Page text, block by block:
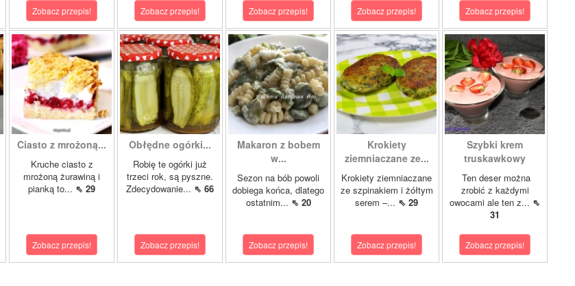
Zobacz przepis! Zobacz przepis! Zobacz przepis! Zobacz przepis! Zobacz przepis!
Ciasto z mrożoną...
Kruche ciasto z
mrożoną żurawiną i
pianką to... ⇖ 29
Zobacz przepis!
Obłędne ogórki...
Robię te ogórki już
trzeci rok, są pyszne.
Zdecydowanie... ⇖ 66
Zobacz przepis!
Makaron z bobem
w...
Sezon na bób powoli
dobiega końca, dlatego
ostatnim... ⇖ 20
Zobacz przepis!
Krokiety
ziemniaczane ze...
Krokiety ziemniaczane
ze szpinakiem i żółtym
serem –... ⇖ 29
Zobacz przepis!
Szybki krem
truskawkowy
Ten deser można
zrobić z każdymi
owocami ale ten z... ⇖
31
Zobacz przepis!